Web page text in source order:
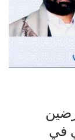
في